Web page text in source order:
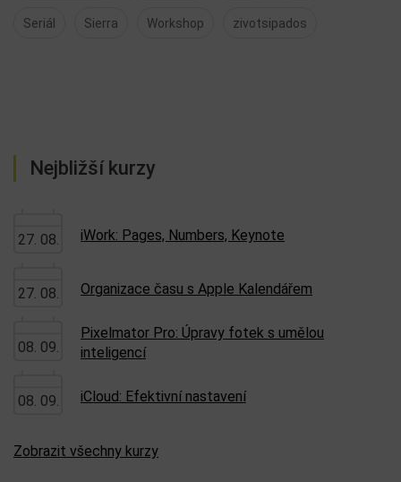
Seriál Sierra Workshop zivotsipados
Nejbližší kurzy
27. 08. iWork: Pages, Numbers, Keynote
27. 08. Organizace času s Apple Kalendářem
08. 09.
Pixelmator Pro: Úpravy fotek s umělou
inteligencí
08. 09. iCloud: Efektivní nastavení
Zobrazit všechny kurzy